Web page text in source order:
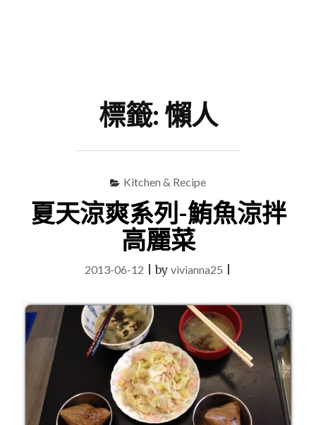
標籤:懶人
Kitchen & Recipe
夏天涼爽系列-鮪魚涼拌
高麗菜
2013-06-12 |by vivianna25